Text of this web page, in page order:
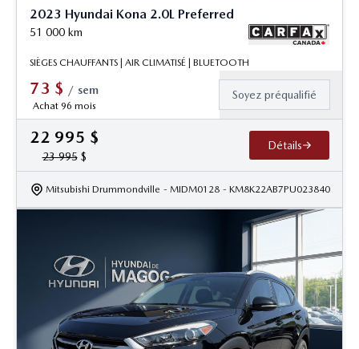
2023 Hyundai Kona 2.0L Preferred
51 000 km
SIÈGES CHAUFFANTS | AIR CLIMATISÉ | BLUETOOTH
73 $ / sem
Achat 96 mois
Soyez préqualifié
22 995 $
23 995$
Détails
Mitsubishi Drummondville - MIDM0128 - KM8K22AB7PU023840